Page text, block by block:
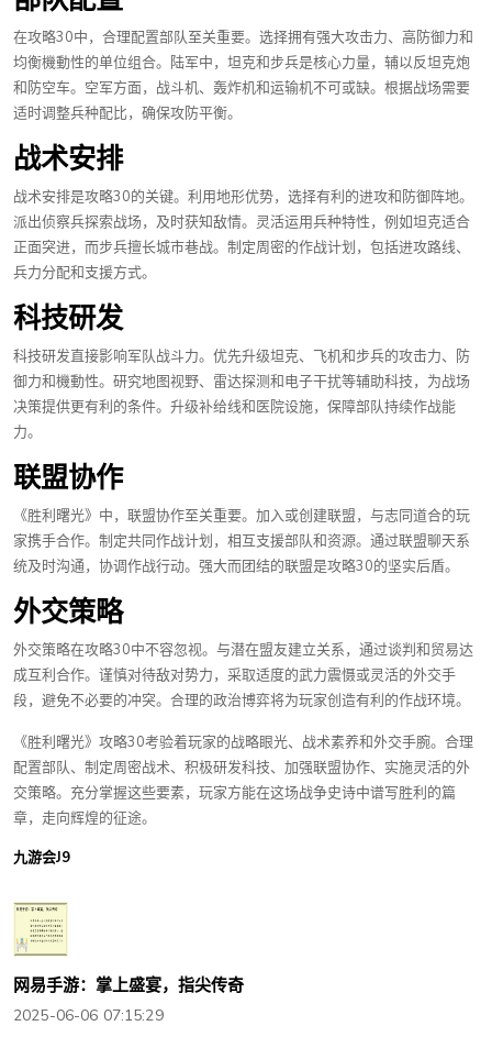
在攻略30中，合理配置部队至关重要。选择拥有强大攻击力、高防御力和
均衡機動性的单位组合。陆军中，坦克和步兵是核心力量，辅以反坦克炮
和防空车。空军方面，战斗机、轰炸机和运输机不可或缺。根据战场需要
适时调整兵种配比，确保攻防平衡。
战术安排
战术安排是攻略30的关键。利用地形优势，选择有利的进攻和防御阵地。
派出侦察兵探索战场，及时获知敌情。灵活运用兵种特性，例如坦克适合
正面突进，而步兵擅长城市巷战。制定周密的作战计划，包括进攻路线、
兵力分配和支援方式。
科技研发
科技研发直接影响军队战斗力。优先升级坦克、飞机和步兵的攻击力、防
御力和機動性。研究地图视野、雷达探测和电子干扰等辅助科技，为战场
决策提供更有利的条件。升级补给线和医院设施，保障部队持续作战能
力。
联盟协作
《胜利曙光》中，联盟协作至关重要。加入或创建联盟，与志同道合的玩
家携手合作。制定共同作战计划，相互支援部队和资源。通过联盟聊天系
统及时沟通，协调作战行动。强大而团结的联盟是攻略30的坚实后盾。
外交策略
外交策略在攻略30中不容忽视。与潜在盟友建立关系，通过谈判和贸易达
成互利合作。谨慎对待敌对势力，采取适度的武力震慑或灵活的外交手
段，避免不必要的冲突。合理的政治博弈将为玩家创造有利的作战环境。
《胜利曙光》攻略30考验着玩家的战略眼光、战术素养和外交手腕。合理
配置部队、制定周密战术、积极研发科技、加强联盟协作、实施灵活的外
交策略。充分掌握这些要素，玩家方能在这场战争史诗中谱写胜利的篇
章，走向辉煌的征途。
九游会J9
网易手游：掌上盛宴，指尖传奇
2025-06-06 07:15:29